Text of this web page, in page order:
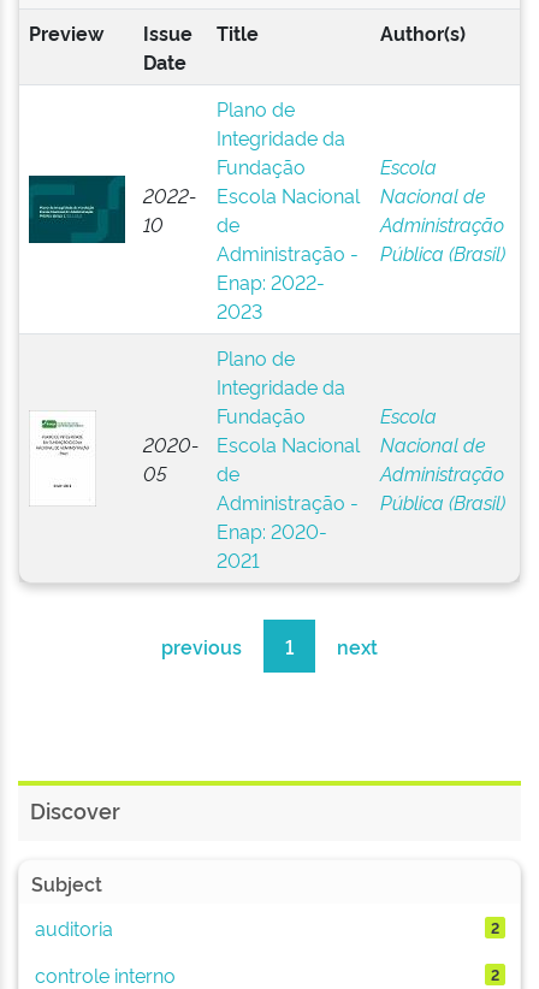
Preview
Issue
Date
Title Author(s)
2022-
10
Plano de
Integridade da
Fundação
Escola Nacional
de
Administração -
Enap: 2022-
2023
Escola
Nacional de
Administração
Pública (Brasil)
2020-
05
Plano de
Integridade da
Fundação
Escola Nacional
de
Administração -
Enap: 2020-
2021
Escola
Nacional de
Administração
Pública (Brasil)
previous 1 next
Discover
Subject
auditoria
2
controle interno 2